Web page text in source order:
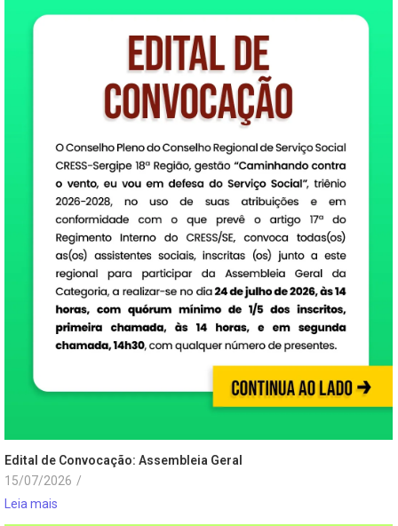
Edital de Convocação: Assembleia Geral
15/07/2026 /
Leia mais